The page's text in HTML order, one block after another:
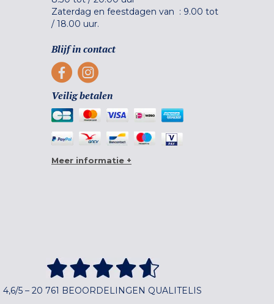
Zaterdag en feestdagen van : 9.00 tot
/ 18.00 uur.
Blijf in contact
Veilig betalen
Meer informatie +
4,6/5 – 20 761 BEOORDELINGEN QUALITELIS